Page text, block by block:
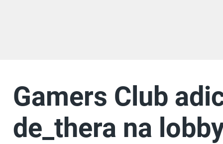
Gamers Club
de_thera na